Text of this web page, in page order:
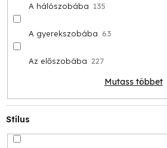
A hálószobába 135
A gyerekszobába 63
Az előszobába 227
Mutass többet
Stílus